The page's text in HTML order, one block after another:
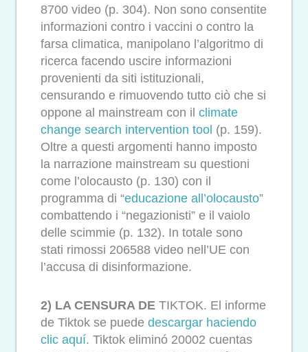
8700 video (p. 304). Non sono consentite
informazioni contro i vaccini o contro la
farsa climatica, manipolano l’algoritmo di
ricerca facendo uscire informazioni
provenienti da siti istituzionali,
censurando e rimuovendo tutto ciò che si
oppone al mainstream con il climate
change search intervention tool (p. 159).
Oltre a questi argomenti hanno imposto
la narrazione mainstream su questioni
come l’olocausto (p. 130) con il
programma di “educazione all’olocausto”
combattendo i “negazionisti” e il vaiolo
delle scimmie (p. 132). In totale sono
stati rimossi 206588 video nell’UE con
l’accusa di disinformazione.
2) LA CENSURA DE TIKTOK. El informe
de Tiktok se puede descargar haciendo
clic aquí. Tiktok eliminó 20002 cuentas